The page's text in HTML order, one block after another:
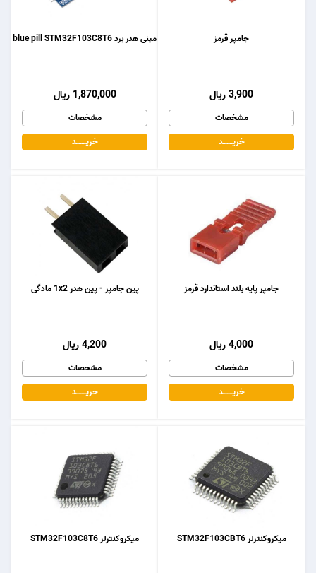
مینی هدر برد blue pill STM32F103C8T6
1,870,000 ریال
مشخصات
خریـــــــد
جامپر قرمز
3,900 ریال
مشخصات
خریـــــــد
پین جامپر - پین هدر 1x2 مادگی
4,200 ریال
مشخصات
خریـــــــد
جامپر پایه بلند استاندارد قرمز
4,000 ریال
مشخصات
خریـــــــد
میکروکنترلر STM32F103C8T6 میکروکنترلر STM32F103CBT6